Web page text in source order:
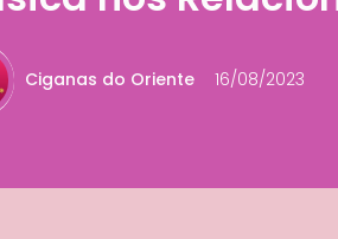
Ciganas do Oriente 16/08/2023